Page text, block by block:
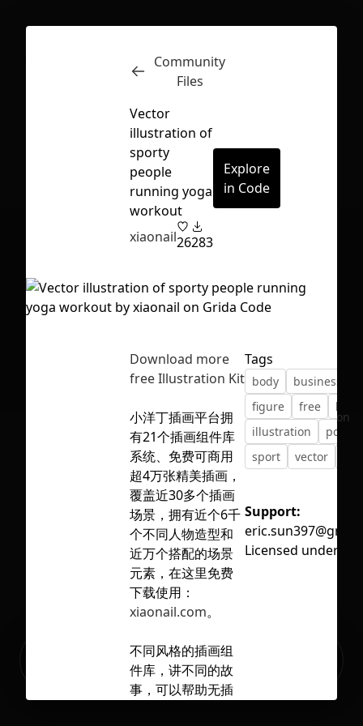
depending on your file size.
Inspect
No selection
Ready to build your Apps with
Community
Files
Vector
illustration of
sporty
people
running yoga
workout
xiaonail26283
Explore
in Code
Download more
free Illustration Kit
小洋丁插画平台拥
有21个插画组件库
系统、免费可商用
超4万张精美插画，
覆盖近30多个插画
场景，拥有近个6千
个不同人物造型和
近万个搭配的场景
元素，在这里免费
下载使用：
xiaonail.com。
不同风格的插画组
件库，讲不同的故
事，可以帮助无插
Tags
body business
figure
free
illustration
poster
sport
vector
Support:
Licensed under